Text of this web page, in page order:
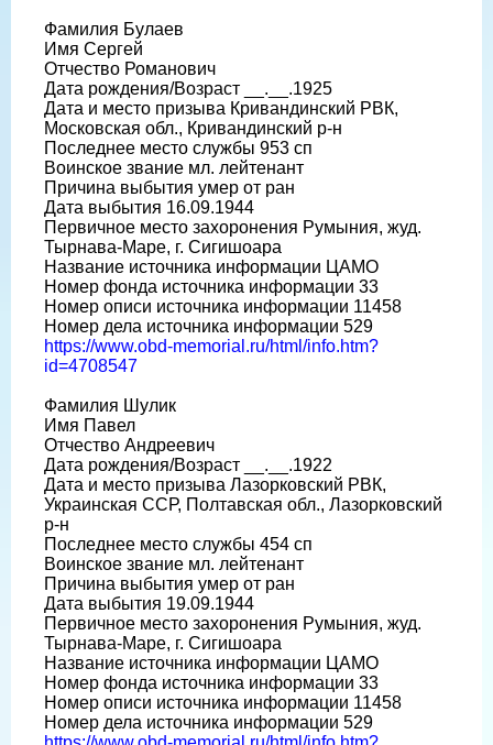
Фамилия Булаев
Имя Сергей
Отчество Романович
Дата рождения/Возраст __.__.1925
Дата и место призыва Кривандинский РВК,
Московская обл., Кривандинский р-н
Последнее место службы 953 сп
Воинское звание мл. лейтенант
Причина выбытия умер от ран
Дата выбытия 16.09.1944
Первичное место захоронения Румыния, жуд.
Тырнава-Маре, г. Сигишоара
Название источника информации ЦАМО
Номер фонда источника информации 33
Номер описи источника информации 11458
Номер дела источника информации 529
https://www.obd-memorial.ru/html/info.htm?
id=4708547
Фамилия Шулик
Имя Павел
Отчество Андреевич
Дата рождения/Возраст __.__.1922
Дата и место призыва Лазорковский РВК,
Украинская ССР, Полтавская обл., Лазорковский
р-н
Последнее место службы 454 сп
Воинское звание мл. лейтенант
Причина выбытия умер от ран
Дата выбытия 19.09.1944
Первичное место захоронения Румыния, жуд.
Тырнава-Маре, г. Сигишоара
Название источника информации ЦАМО
Номер фонда источника информации 33
Номер описи источника информации 11458
Номер дела источника информации 529